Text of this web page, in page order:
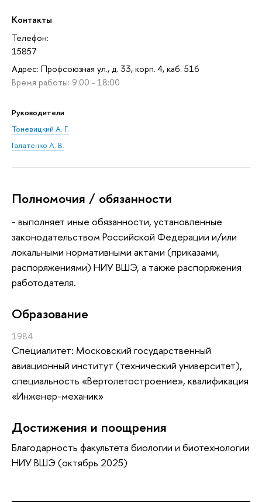
Контакты
Телефон:
15857
Адрес: Профсоюзная ул., д. 33, корп. 4, каб. 516
Время работы: 9:00 - 18:00
Руководители
Тоневицкий А. Г.
Галатенко А. В.
Полномочия / обязанности
- выполняет иные обязанности, установленные
законодательством Российской Федерации и/или
локальными нормативными актами (приказами,
распоряжениями) НИУ ВШЭ, а также распоряжения
работодателя.
Oбразование
1984
Специалитет: Московский государственный
авиационный институт (технический университет),
специальность «Вертолетостроение», квалификация
«Инженер-механик»
Достижения и поощрения
Благодарность факультета биологии и биотехнологии
НИУ ВШЭ (октябрь 2025)